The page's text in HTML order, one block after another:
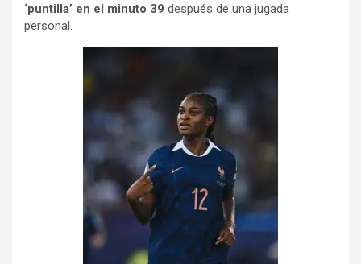
‘puntilla’ en el minuto 39 después de una jugada
personal.